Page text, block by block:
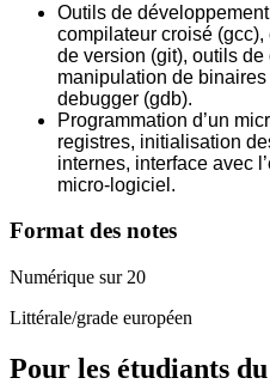
Outils de
compilateur croisé
de version (git), outils
manipulation de
debugger (gdb).
Programmation d’un
registres, initialisation
internes, interface avec
micro-logiciel.
Format des notes
Numérique sur 20
Littérale/grade européen
Pour les étudiants